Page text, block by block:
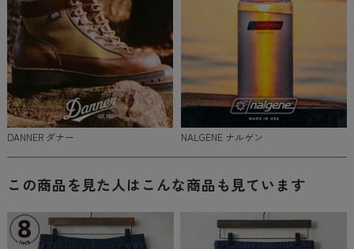
DANNER ダナー NALGENE ナルゲン
この商品を見た人はこんな商品も見ています